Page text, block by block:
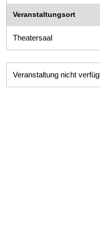
Veranstaltungsort
Theatersaal
Veranstaltung nicht